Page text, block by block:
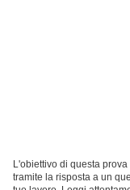
L'obiettivo di questa
tramite la risposta a un